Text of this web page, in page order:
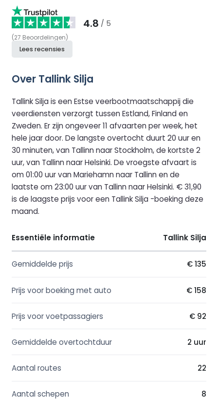
4.8 / 5
(27 Beoordelingen)
Lees recensies
Over Tallink Silja
Tallink Silja is een Estse veerbootmaatschappij die
veerdiensten verzorgt tussen Estland, Finland en
Zweden. Er zijn ongeveer 11 afvaarten per week, het
hele jaar door. De langste overtocht duurt 20 uur en
30 minuten, van Tallinn naar Stockholm, de kortste 2
uur, van Tallinn naar Helsinki. De vroegste afvaart is
om 01:00 uur van Mariehamn naar Tallinn en de
laatste om 23:00 uur van Tallinn naar Helsinki. € 31,90
is de laagste prijs voor een Tallink Silja -boeking deze
maand.
Essentiële informatie Tallink Silja
Gemiddelde prijs € 135
Prijs voor boeking met auto € 158
Prijs voor voetpassagiers € 92
Gemiddelde overtochtduur 2 uur
Aantal routes 22
Aantal schepen
8